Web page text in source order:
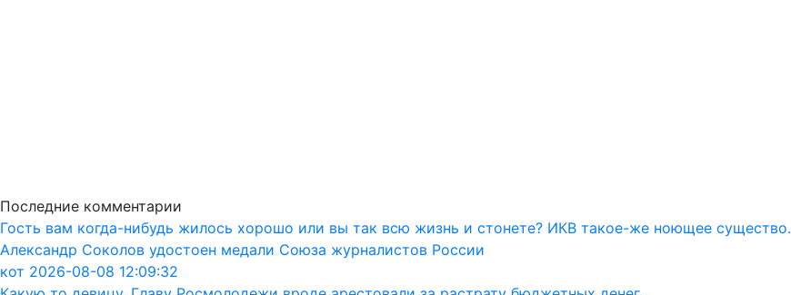
Последние комментарии
Гость вам когда-нибудь жилось хорошо или вы так всю жизнь и стонете? ИКВ такое-же ноющее существо.
Александр Соколов удостоен медали Союза журналистов России
кот 2026-08-08 12:09:32